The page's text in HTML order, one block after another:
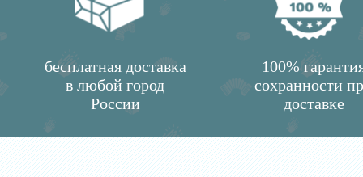
бесплатная доставка
в любой город
России
100%
сохранности
доставке